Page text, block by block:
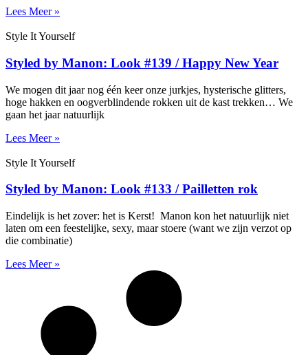
Lees Meer »
Style It Yourself
Styled by Manon: Look #139 / Happy New Year
We mogen dit jaar nog één keer onze jurkjes, hysterische glitters,
hoge hakken en oogverblindende rokken uit de kast trekken… We
gaan het jaar natuurlijk
Lees Meer »
Style It Yourself
Styled by Manon: Look #133 / Pailletten rok
Eindelijk is het zover: het is Kerst! Manon kon het natuurlijk niet
laten om een feestelijke, sexy, maar stoere (want we zijn verzot op
die combinatie)
Lees Meer »